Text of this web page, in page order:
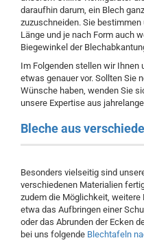
daraufhin darum, ein Blech
zuzuschneiden. Sie
Länge und je nach Form auch
Biegewinkel der
Im Folgenden stellen wir Ihnen
etwas genauer vor. Sollten Sie
Wünsche haben, wenden Sie
unsere Expertise aus
Bleche aus
Besonders vielseitig sind
verschiedenen Materialien
zudem die Möglichkeit,
etwa das Aufbringen einer
oder das Abrunden der Ecken
bei uns folgende Blechtafeln